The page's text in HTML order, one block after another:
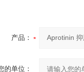
产品：
的单位：